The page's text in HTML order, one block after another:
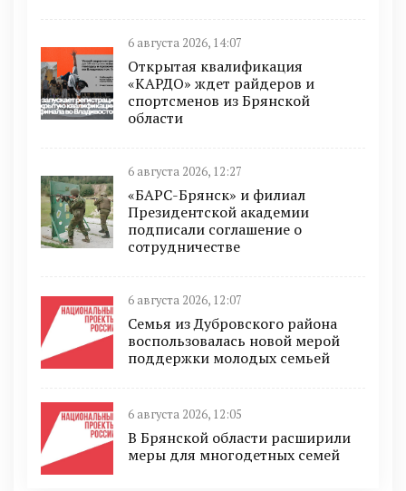
6 августа 2026, 14:07
Открытая квалификация
«КАРДО» ждет райдеров и
спортсменов из Брянской
области
6 августа 2026, 12:27
«БАРС-Брянск» и филиал
Президентской академии
подписали соглашение о
сотрудничестве
6 августа 2026, 12:07
Семья из Дубровского района
воспользовалась новой мерой
поддержки молодых семьей
6 августа 2026, 12:05
В Брянской области расширили
меры для многодетных семей